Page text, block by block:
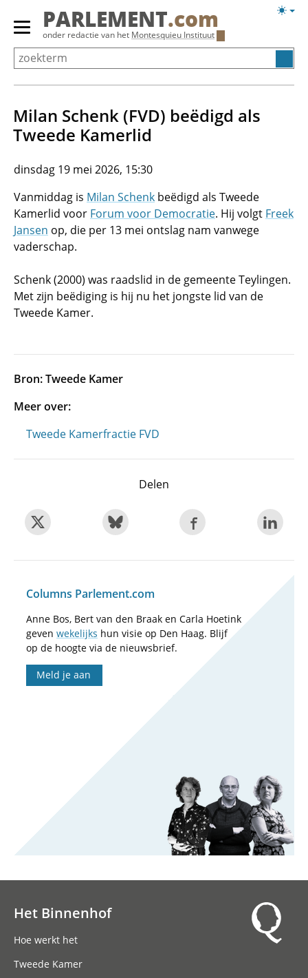
Overslaan
Primair
menu
tonen/verbergen
PARLEMENT.com
onder redactie van het Montesquieu Instituut
Milan Schenk (FVD) beëdigd als
Tweede Kamerlid
dinsdag 19 mei 2026, 15:30
Vanmiddag is Milan Schenk beëdigd als Tweede
Kamerlid voor Forum voor Democratie. Hij volgt Freek
Jansen op, die per 13 mei ontslag nam vanwege
vaderschap.
Schenk (2000) was raadslid in de gemeente Teylingen.
Met zijn beëdiging is hij nu het jongste lid van de
Tweede Kamer.
Bron: Tweede Kamer
Meer over:
Tweede Kamerfractie FVD
Delen
Columns Parlement.com
Anne Bos, Bert van den Braak en Carla Hoetink
geven wekelijks hun visie op Den Haag. Blijf
op de hoogte via de nieuwsbrief.
Meld je aan
Het Binnenhof
Hoe werkt het
Tweede Kamer